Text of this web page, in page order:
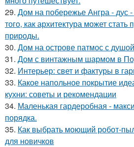
29. Дом на побережье Ангра - дус
того, как архитектура может
природы.
30. Дом на острове патмос с
31. Дом с винтажным шармом в
32. Интерьер: свет и фактуры в
33. Какое напольное покрытие
кухни: советы и рекомендации
34. Маленькая гардеробная -
порядка.
35. Как выбрать моющий робот-
для новичков